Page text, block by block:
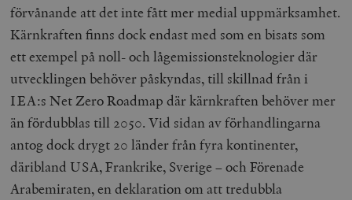
förvånande att det inte fått mer medial uppmärksamhet.
Kärnkraften finns dock endast med som en bisats som
ett exempel på noll- och lågemissionsteknologier där
utvecklingen behöver påskyndas, till skillnad från i
IEA:s Net Zero Roadmap där kärnkraften behöver mer
än fördubblas till 2050. Vid sidan av förhandlingarna
antog dock drygt 20 länder från fyra kontinenter,
däribland USA, Frankrike, Sverige – och Förenade
Arabemiraten, en deklaration om att tredubbla